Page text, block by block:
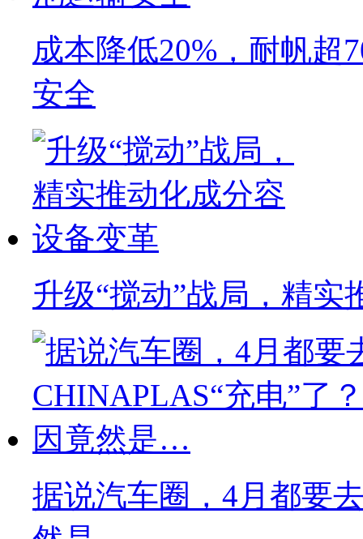
成本降低20%，耐帆超
安全
升级“搅动”战局，精实
据说汽车圈，4月都要